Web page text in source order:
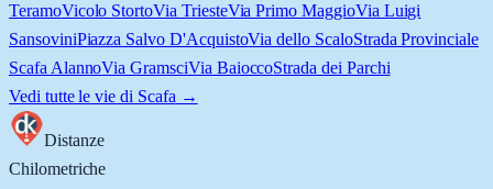
TeramoVicolo StortoVia TriesteVia Primo MaggioVia Luigi
SansoviniPiazza Salvo D'AcquistoVia dello ScaloStrada Provinciale
Scafa AlannoVia GramsciVia BaioccoStrada dei Parchi
Vedi tutte le vie di Scafa →
Distanze
Chilometriche